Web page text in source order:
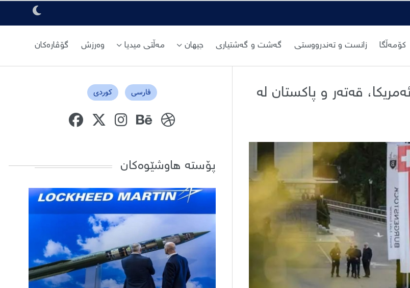
کۆمەڵگا زانست و تەندرووستی گەشت و گەشتیاری جیهان مەڵتی میدیا وەرزش گۆڤارەکان
قەتەر و پاکستان لە
فارسی کوردی
پۆستە هاوشێوەکان